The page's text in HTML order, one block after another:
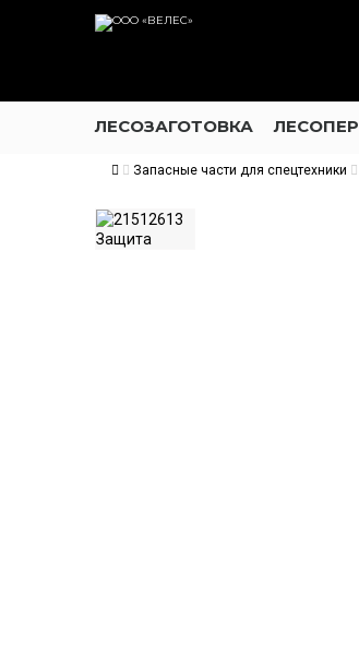
ЛЕСОЗАГОТОВКА
Запасные части для спецтехники